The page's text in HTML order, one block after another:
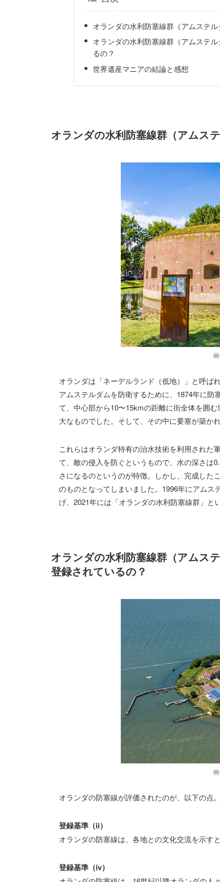
オランダの水利防塞線群（アムステ
オランダの水利防塞線群（アムステ
るの？
世界遺産マニアの結論と感想
オランダの水利防塞線群（アムス
オランダは「ネーデルランド（低地）」と呼ば
アムステルダムを防衛するために、1874年に
て、中心部から10〜15kmの距離に街全体を囲
大なものでした。そして、その中に要塞が築か
これらはオランダ特有の治水技術を利用された
て、敵の侵入を防ぐというもので、水の深さは
さになるのというのが特徴。しかし、完成した
のものとなってしまいました。1996年にアム
げ、2021年には「オランダの水利防塞線群」と
オランダの水利防塞線群（アムス
登録されているの？
オランダの防塞線が評価されたのが、以下の点
登録基準（ii）
オランダの防塞線は、各地との文化交流を示す
登録基準（iv）